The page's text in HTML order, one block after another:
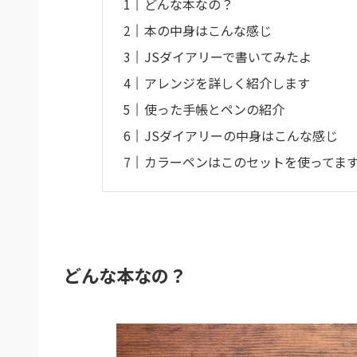
どんな本なの？
本の中身はこんな感じ
JSダイアリーで書いてみたよ
アレンジを詳しく紹介します
使った手帳とペンの紹介
JSダイアリーの中身はこんな感じ
カラーペンはこのセットを使ってま
どんな本なの？